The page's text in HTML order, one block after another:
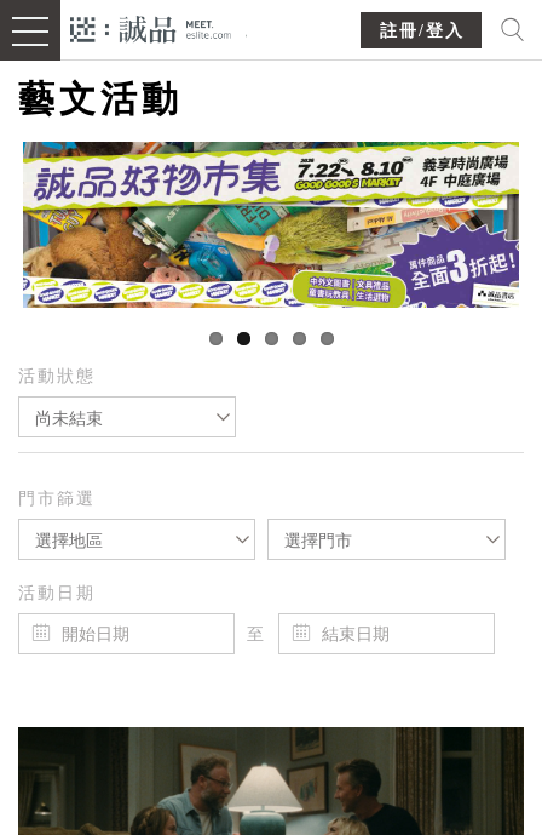
註冊/登入
藝文活動
活動狀態
尚未結束
門市篩選
選擇地區 選擇門市
活動日期
至